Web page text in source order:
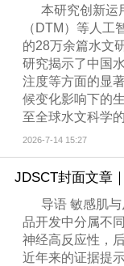
本研究创新运
（DTM）等人
的28万余篇水文
研究揭示了中国
注度等方面的显
候变化影响下的
至全球水文科学
2026-7-14 15:27
导语 敏感肌
品开发中分属不
神经高反应性，
近年来的证据提